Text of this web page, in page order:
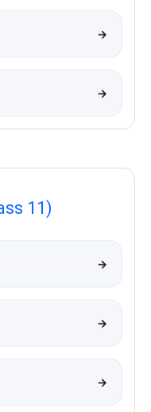
→
→
11)
→
→
→